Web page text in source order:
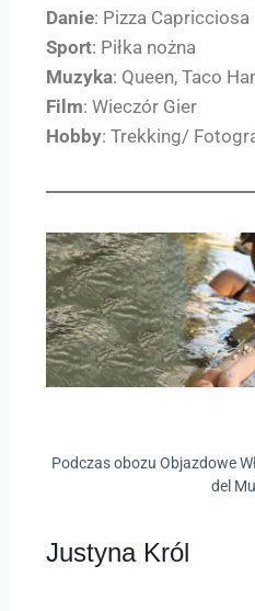
Danie: Pizza Capricciosa
Sport: Piłka nożna
Muzyka: Queen, Taco
Film: Wieczór Gier
Hobby: Trekking/
Podczas obozu Objazdowe
del
Justyna Król